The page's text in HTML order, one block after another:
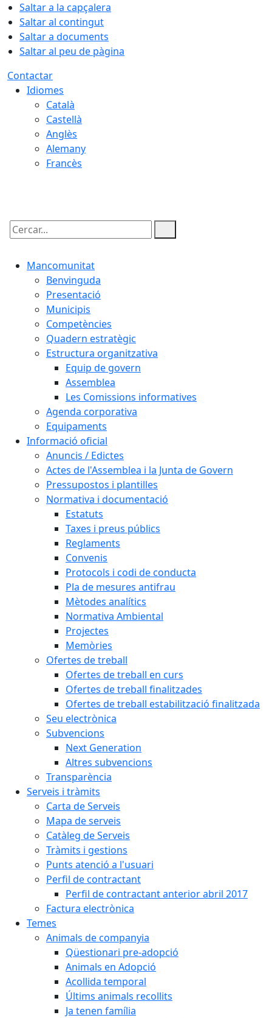
Saltar a la capçalera
Saltar al contingut
Saltar a documents
Saltar al peu de pàgina
Contactar
Idiomes
Català
Castellà
Anglès
Alemany
Francès
Cercar:
Mancomunitat
Benvinguda
Presentació
Municipis
Competències
Quadern estratègic
Estructura organitzativa
Equip de govern
Assemblea
Les Comissions informatives
Agenda corporativa
Equipaments
Informació oficial
Anuncis / Edictes
Actes de l'Assemblea i la Junta de Govern
Pressupostos i plantilles
Normativa i documentació
Estatuts
Taxes i preus públics
Reglaments
Convenis
Protocols i codi de conducta
Pla de mesures antifrau
Mètodes analítics
Normativa Ambiental
Projectes
Memòries
Ofertes de treball
Ofertes de treball en curs
Ofertes de treball finalitzades
Ofertes de treball estabilització finalitzada
Seu electrònica
Subvencions
Next Generation
Altres subvencions
Transparència
Serveis i tràmits
Carta de Serveis
Mapa de serveis
Catàleg de Serveis
Tràmits i gestions
Punts atenció a l'usuari
Perfil de contractant
Perfil de contractant anterior abril 2017
Factura electrònica
Temes
Animals de companyia
Qüestionari pre-adopció
Animals en Adopció
Acollida temporal
Últims animals recollits
Ja tenen família